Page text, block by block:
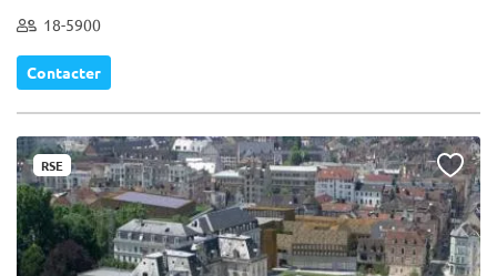
18-5900
Contacter
RSE